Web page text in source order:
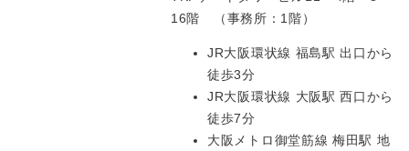
16階 （事務所：1階）
JR大阪環状線 福島駅 出口から
徒歩3分
JR大阪環状線 大阪駅 西口から
徒歩7分
大阪メトロ御堂筋線 梅田駅 地